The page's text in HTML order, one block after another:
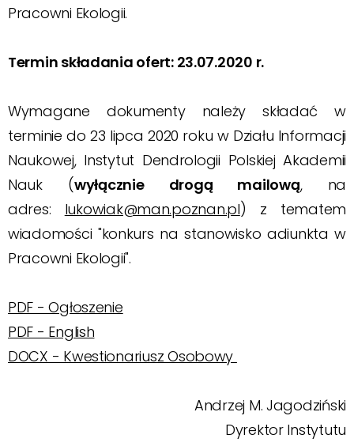
Pracowni Ekologii.
Termin składania ofert: 23.07.2020 r.
Wymagane dokumenty należy składać w
terminie do 23 lipca 2020 roku w Działu Informacji
Naukowej, Instytut Dendrologii Polskiej Akademii
Nauk (wyłącznie drogą mailową, na
adres: lukowiak@man.poznan.pl) z tematem
wiadomości "konkurs na stanowisko adiunkta w
Pracowni Ekologii".
PDF - Ogłoszenie
PDF - English
DOCX - Kwestionariusz Osobowy
Andrzej M. Jagodziński
Dyrektor Instytutu